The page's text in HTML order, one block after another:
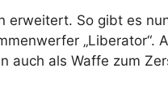
erweitert. So gibt es
„Liberator“.
auch als Waffe zum